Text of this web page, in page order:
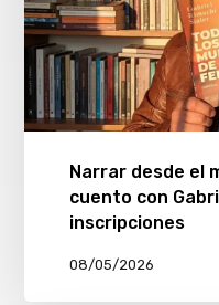
Narrar desde el
cuento con
inscripciones
08/05/2026